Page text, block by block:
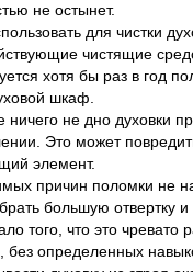
не остынет.
для чистки
чистящие
хотя бы раз в год
шкаф.
ничего не дно духовки
Это может
элемент.
причин поломки не
большую отвертку и
того, что это чревато
без определенных